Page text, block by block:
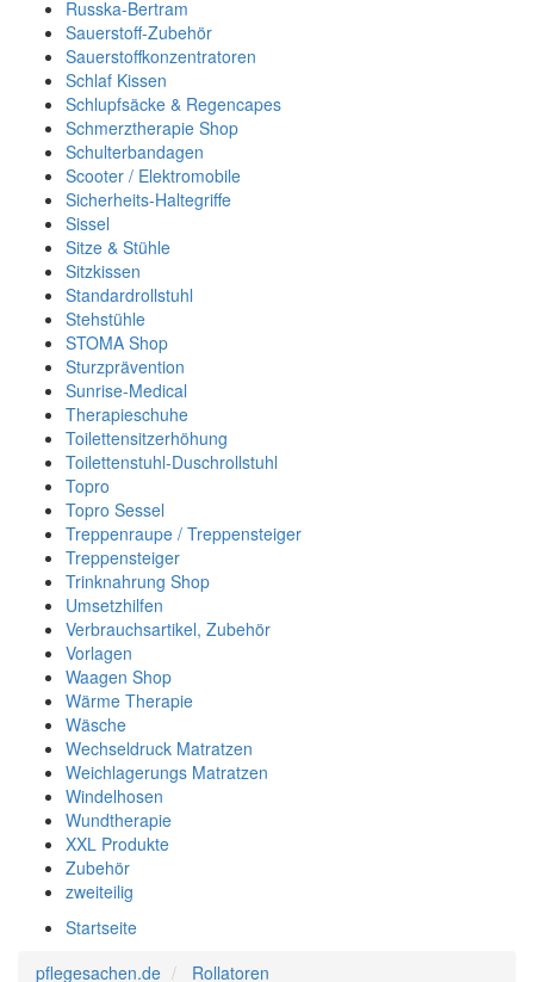
Russka-Bertram
Sauerstoff-Zubehör
Sauerstoffkonzentratoren
Schlaf Kissen
Schlupfsäcke & Regencapes
Schmerztherapie Shop
Schulterbandagen
Scooter / Elektromobile
Sicherheits-Haltegriffe
Sissel
Sitze & Stühle
Sitzkissen
Standardrollstuhl
Stehstühle
STOMA Shop
Sturzprävention
Sunrise-Medical
Therapieschuhe
Toilettensitzerhöhung
Toilettenstuhl-Duschrollstuhl
Topro
Topro Sessel
Treppenraupe / Treppensteiger
Treppensteiger
Trinknahrung Shop
Umsetzhilfen
Verbrauchsartikel, Zubehör
Vorlagen
Waagen Shop
Wärme Therapie
Wäsche
Wechseldruck Matratzen
Weichlagerungs Matratzen
Windelhosen
Wundtherapie
XXL Produkte
Zubehör
zweiteilig
Startseite
pflegesachen.de
Rollatoren